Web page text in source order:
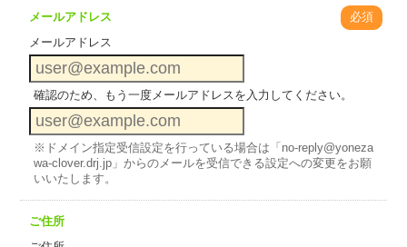
メールアドレス
必須
メールアドレス
確認のため、もう一度メールアドレスを入力してください。
※ドメイン指定受信設定を行っている場合は「no-reply@yoneza
wa-clover.drj.jp」からのメールを受信できる設定への変更をお願
いいたします。
ご住所